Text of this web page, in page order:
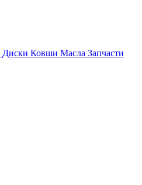
Диски Ковши Масла Запчасти